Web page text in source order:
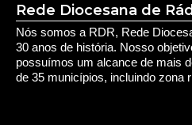
Rede Diocesana de
Nós somos a RDR, Rede
30 anos de história. Nosso
possuímos um alcance de mais
de 35 municípios, incluindo zona